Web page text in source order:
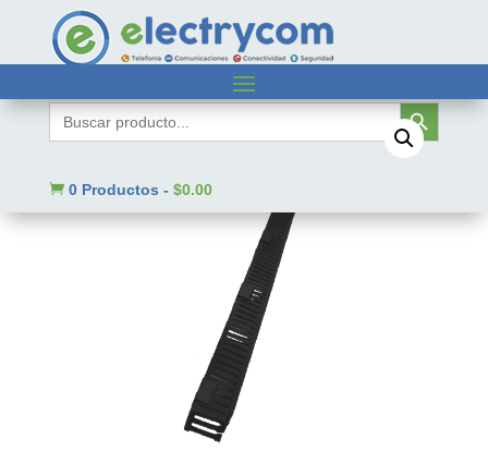
Buscar: Botón de búsqueda
 0 Productos - $0.00
/ SBE-OV40URS